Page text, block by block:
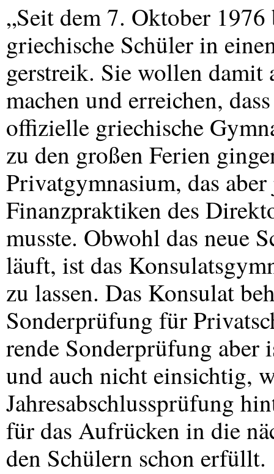
„Seit dem 7. Oktober
griechische Schüler in
gerstreik. Sie wollen
machen und erreichen,
offizielle griechische
zu den großen Ferien
Privatgymnasium, das
Finanzpraktiken des
musste. Obwohl das neue
läuft, ist das
zu lassen. Das Konsulat
Sonderprüfung für
rende Sonderprüfung aber
und auch nicht einsichtig,
Jahresabschlussprüfung
für das Aufrücken in die
den Schülern schon erfüllt.